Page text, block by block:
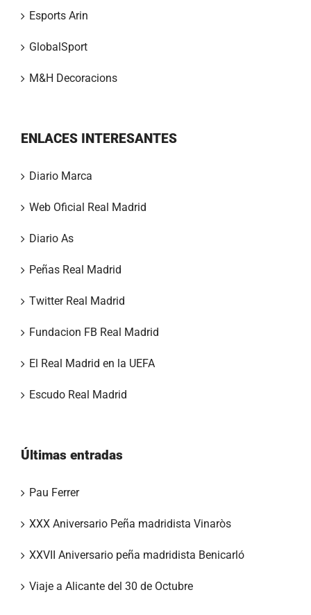
Esports Arin
GlobalSport
M&H Decoracions
ENLACES INTERESANTES
Diario Marca
Web Oficial Real Madrid
Diario As
Peñas Real Madrid
Twitter Real Madrid
Fundacion FB Real Madrid
El Real Madrid en la UEFA
Escudo Real Madrid
Últimas entradas
Pau Ferrer
XXX Aniversario Peña madridista Vinaròs
XXVII Aniversario peña madridista Benicarló
Viaje a Alicante del 30 de Octubre